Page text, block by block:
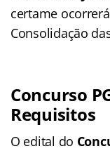
certame
Consolidação
Concurso
Requisitos
O edital do